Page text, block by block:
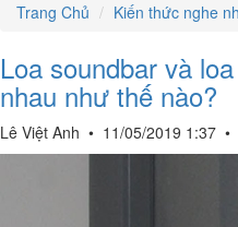
Trang Chủ
Kiến thức nghe
Loa soundbar và
nhau như thế nào?
Lê Việt Anh • 11/05/2019 1:37 •